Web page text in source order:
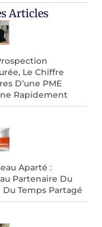
Articles
Le Chiffre
D’une PME
Rapidement
Aparté :
Partenaire Du
Du Temps Partagé